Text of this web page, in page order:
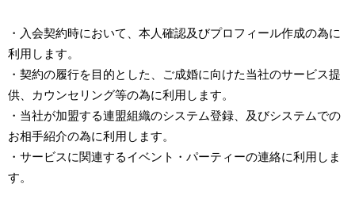
・入会契約時において、本人確認及びプロフィール作成の為に
利用します。
・契約の履行を目的とした、ご成婚に向けた当社のサービス提
供、カウンセリング等の為に利用します。
・当社が加盟する連盟組織のシステム登録、及びシステムでの
お相手紹介の為に利用します。
・サービスに関連するイベント・パーティーの連絡に利用しま
す。